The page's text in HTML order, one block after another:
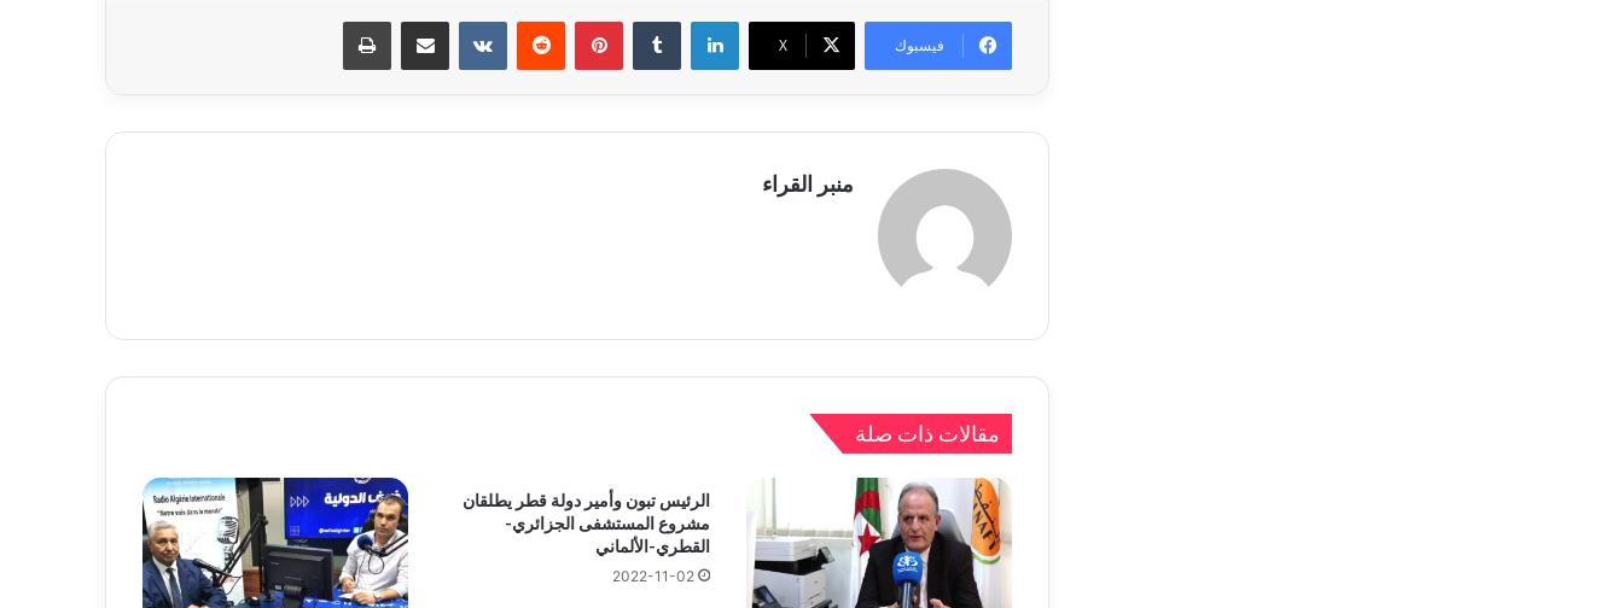
فيسبوك X
لينكدإن بينتيريست مشاركة عبر البريد
منبر القراء
مقالات ذات صلة
الرئيس تبون وأمير دولة قطر يطلقان
مشروع المستشفى الجزائري-
القطري-الألماني
2022-11-02